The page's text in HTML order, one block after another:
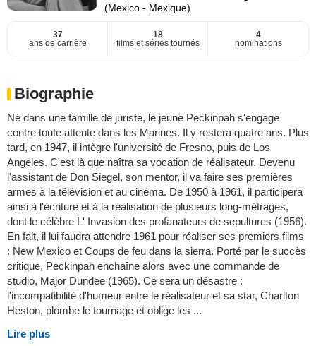
(Mexico - Mexique)
37
ans de carrière
18
films et séries tournés
4
nominations
Biographie
Né dans une famille de juriste, le jeune Peckinpah s'engage
contre toute attente dans les Marines. Il y restera quatre ans. Plus
tard, en 1947, il intègre l'université de Fresno, puis de Los
Angeles. C'est là que naîtra sa vocation de réalisateur. Devenu
l'assistant de Don Siegel, son mentor, il va faire ses premières
armes à la télévision et au cinéma. De 1950 à 1961, il participera
ainsi à l'écriture et à la réalisation de plusieurs long-métrages,
dont le célèbre L' Invasion des profanateurs de sepultures (1956).
En fait, il lui faudra attendre 1961 pour réaliser ses premiers films
: New Mexico et Coups de feu dans la sierra. Porté par le succès
critique, Peckinpah enchaîne alors avec une commande de
studio, Major Dundee (1965). Ce sera un désastre :
l'incompatibilité d'humeur entre le réalisateur et sa star, Charlton
Heston, plombe le tournage et oblige les ...
Lire plus